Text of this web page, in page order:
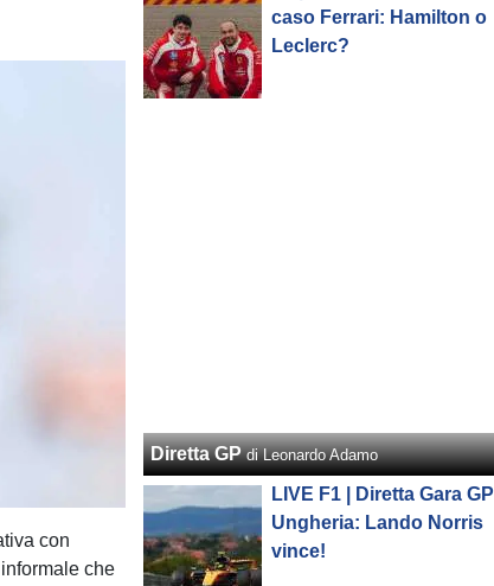
con
che
caso Ferrari: Hamilton o
Leclerc?
Diretta GP di Leonardo Adamo
LIVE F1 | Diretta Gara GP
Ungheria: Lando Norris
vince!